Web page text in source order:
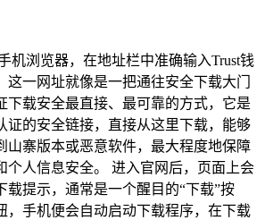
机浏览器，在地址栏中准确输入Trust钱
这一网址就像是一把通往安全下载大门
下载安全最直接、最可靠的方式，它是
证的安全链接，直接从这里下载，能够
山寨版本或恶意软件，最大程度地保障
个人信息安全。 进入官网后，页面上会
载提示，通常是一个醒目的“下载”按
，手机便会自动启动下载程序，在下载